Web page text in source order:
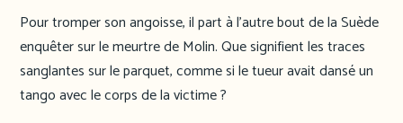
Pour tromper son angoisse, il part à l’autre bout de la Suède
enquêter sur le meurtre de Molin. Que signifient les traces
sanglantes sur le parquet, comme si le tueur avait dansé un
tango avec le corps de la victime ?